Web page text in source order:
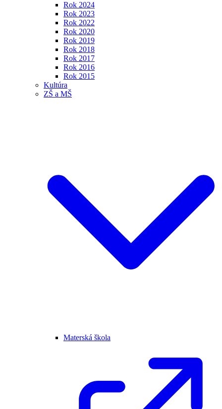
Rok 2024
Rok 2023
Rok 2022
Rok 2020
Rok 2019
Rok 2018
Rok 2017
Rok 2016
Rok 2015
Kultúra
ZŠ a MŠ
Materská škola